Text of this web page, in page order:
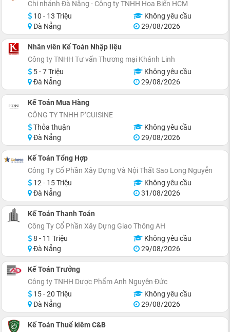
Chi nhánh Đà Nẵng - Công ty TNHH Hoa Biển HCM
10 - 13 Triệu
Không yêu cầu
Đà Nẵng
29/08/2026
Nhân viên Kế Toán Nhập liệu
Công ty TNHH Tư vấn Thương mại Khánh Linh
5 - 7 Triệu
Không yêu cầu
Đà Nẵng
29/08/2026
Kế Toán Mua Hàng
CÔNG TY TNHH P’CUISINE
Thỏa thuận
Không yêu cầu
Đà Nẵng
29/08/2026
Kế Toán Tổng Hợp
Công Ty Cổ Phần Xây Dựng Và Nội Thất Sao Long Nguyễn
12 - 15 Triệu
Không yêu cầu
Đà Nẵng
31/08/2026
Kế Toán Thanh Toán
Công Ty Cổ Phần Xây Dựng Giao Thông AH
8 - 11 Triệu
Không yêu cầu
Đà Nẵng
29/08/2026
Kế Toán Trưởng
Công ty TNHH Dược Phẩm Anh Nguyên Đức
15 - 20 Triệu
Không yêu cầu
Đà Nẵng
29/08/2026
Kế Toán Thuế kiêm C&B